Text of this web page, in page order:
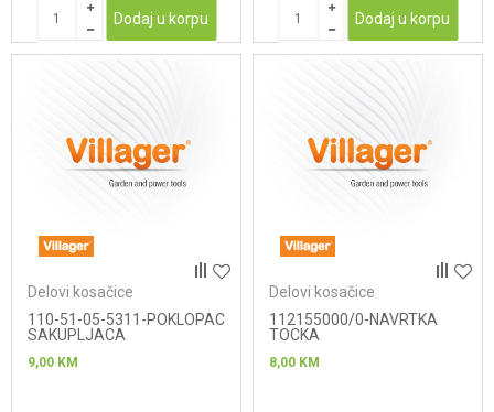
Dodaj u korpu Dodaj u korpu
Delovi kosačice
110-51-05-5311-POKLOPAC
SAKUPLJACA
9,00 KM
Delovi kosačice
112155000/0-NAVRTKA
TOCKA
8,00 KM